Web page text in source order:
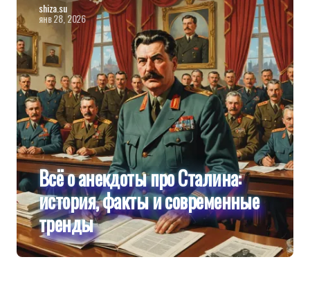
shiza.su
янв 28, 2026
Всё о анекдоты про Сталина:
история, факты и современные
тренды